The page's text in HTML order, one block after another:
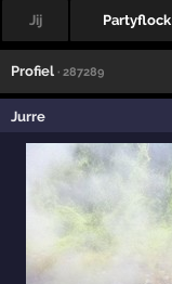
Jij Partyflock
Profiel · 287289
Jurre